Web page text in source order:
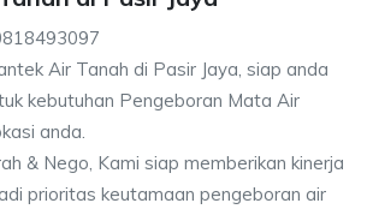
Air Tanah di Pasir Jaya, siap anda
kebutuhan Pengeboran Mata Air
anda.
& Nego, Kami siap memberikan kinerja
prioritas keutamaan pengeboran air